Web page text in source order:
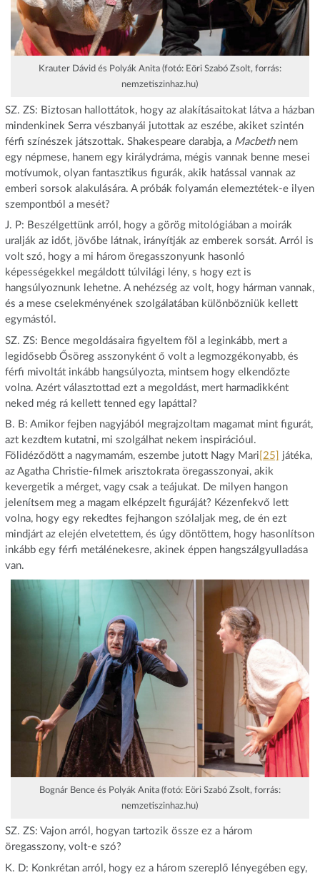
Krauter Dávid és Polyák Anita (fotó: Eöri Szabó Zsolt, forrás:
nemzetiszinhaz.hu)
SZ. ZS: Biztosan hallottátok, hogy az alakításaitokat látva a házban
mindenkinek Serra vészbanyái jutottak az eszébe, akiket szintén
férfi színészek játszottak. Shakespeare darabja, a Macbethnem
egy népmese, hanem egy királydráma, mégis vannak benne mesei
motívumok, olyan fantasztikus figurák, akik hatással vannak az
emberi sorsok alakulására. A próbák folyamán elemeztétek-e ilyen
szempontból a mesét?
J. P: Beszélgettünk arról, hogy a görög mitológiában a moirák
uralják az időt, jövőbe látnak, irányítják az emberek sorsát. Arról is
volt szó, hogy a mi három öregasszonyunk hasonló
képességekkel megáldott túlvilági lény, s hogy ezt is
hangsúlyoznunk lehetne. A nehézség az volt, hogy hárman vannak,
és a mese cselekményének szolgálatában különbözniük kellett
egymástól.
SZ. ZS: Bence megoldásaira figyeltem föl a leginkább, mert a
legidősebb Ősöreg asszonyként ő volt a legmozgékonyabb, és
férfi mivoltát inkább hangsúlyozta, mintsem hogy elkendőzte
volna. Azért választottad ezt a megoldást, mert harmadikként
neked még rá kellett tenned egy lapáttal?
B. B: Amikor fejben nagyjából megrajzoltam magamat mint figurát,
azt kezdtem kutatni, mi szolgálhat nekem inspirációul.
Fölidéződött a nagymamám, eszembe jutott Nagy Mari [25]
játéka,
az Agatha Christie-filmek arisztokrata öregasszonyai, akik
kevergetik a mérget, vagy csak a teájukat. De milyen hangon
jelenítsem meg a magam elképzelt figuráját? Kézenfekvő lett
volna, hogy egy rekedtes fejhangon szólaljak meg, de én ezt
mindjárt az elején elvetettem, és úgy döntöttem, hogy hasonlítson
inkább egy férfi metálénekesre, akinek éppen hangszálgyulladása
van.
Bognár Bence és Polyák Anita (fotó: Eöri Szabó Zsolt, forrás:
nemzetiszinhaz.hu)
SZ. ZS: Vajon arról, hogyan tartozik össze ez a három
öregasszony, volt-e szó?
K. D: Konkrétan arról, hogy ez a három szereplő lényegében egy,